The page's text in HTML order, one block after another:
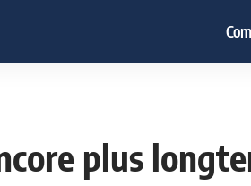
plus